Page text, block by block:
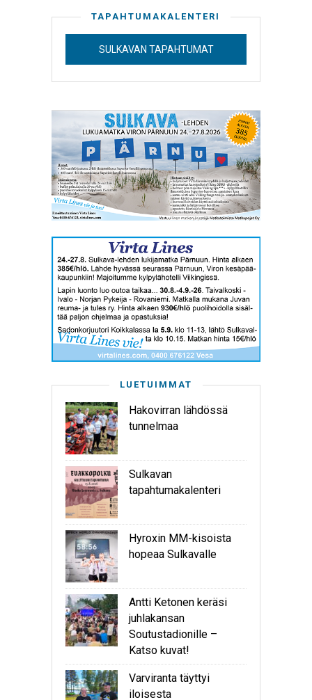
TAPAHTUMAKALENTERI
SULKAVAN TAPAHTUMAT
LUETUIMMAT
Hakovirran lähdössä
tunnelmaa
Sulkavan
tapahtumakalenteri
Hyroxin MM-kisoista
hopeaa Sulkavalle
Antti Ketonen keräsi
juhlakansan
Soutustadionille –
Katso kuvat!
Varviranta täyttyi
iloisesta